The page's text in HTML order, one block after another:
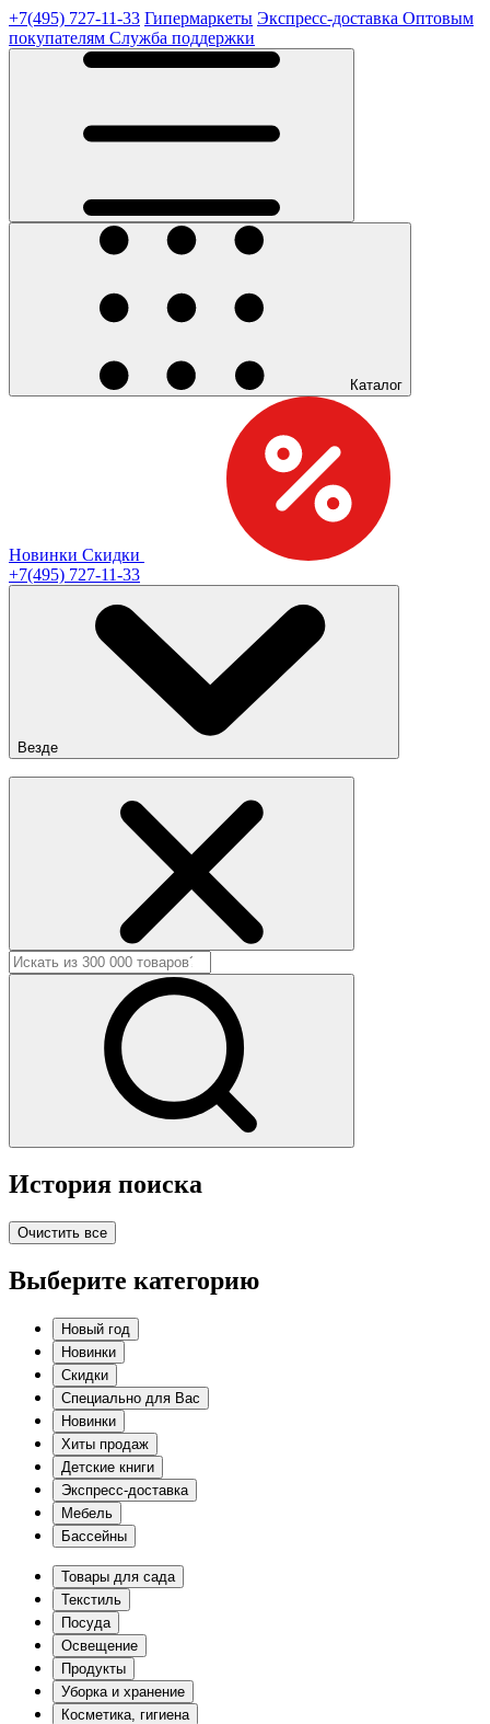
+7(495) 727-11-33 Гипермаркеты Экспресс-доставка Оптовым
покупателям Служба поддержки
Каталог
Новинки Скидки
+7(495) 727-11-33
Везде
История поиска
Очистить все
Выберите категорию
Новый год
Новинки
Скидки
Специально для Вас
Новинки
Хиты продаж
Детские книги
Экспресс-доставка
Мебель
Бассейны
Товары для сада
Текстиль
Посуда
Освещение
Продукты
Уборка и хранение
Косметика, гигиена